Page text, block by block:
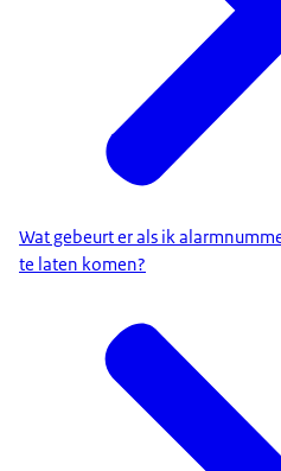
Wat gebeurt er als ik
te laten komen?